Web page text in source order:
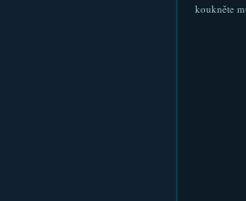
koukněte